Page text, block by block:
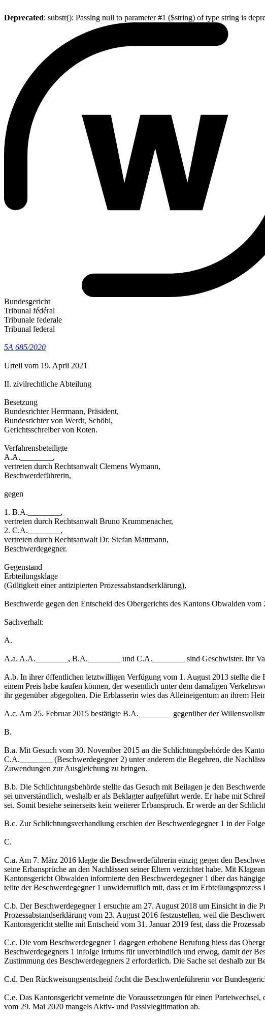
Deprecated: substr(): Passing null to parameter #1 ($string) of type string is
Bundesgericht
Tribunal fédéral
Tribunale federale
Tribunal federal
5A 685/2020
Urteil vom 19. April 2021
II. zivilrechtliche Abteilung
Besetzung
Bundesrichter Herrmann, Präsident,
Bundesrichter von Werdt, Schöbi,
Gerichtsschreiber von Roten.
Verfahrensbeteiligte
A.A.________,
vertreten durch Rechtsanwalt Clemens Wymann,
Beschwerdeführerin,
gegen
1. B.A.________,
vertreten durch Rechtsanwalt Bruno Krummenacher,
2. C.A.________,
vertreten durch Rechtsanwalt Dr. Stefan Mattmann,
Beschwerdegegner.
Gegenstand
Erbteilungsklage
(Gültigkeit einer antizipierten Prozessabstandserklärung),
Beschwerde gegen den Entscheid des Obergerichts des Kantons Obwalden
Sachverhalt:
A.
A.a. A.A.________, B.A.________ und C.A.________ sind Geschwister. Ihr
A.b. In ihrer öffentlichen letztwilligen Verfügung vom 1. August 2013 stellte die
einem Preis habe kaufen können, der wesentlich unter dem damaligen
ihr gegenüber abgegolten. Die Erblasserin wies das Alleineigentum an ihrem
A.c. Am 25. Februar 2015 bestätigte B.A.________ gegenüber der
B.
B.a. Mit Gesuch vom 30. November 2015 an die Schlichtungsbehörde des
C.A.________ (Beschwerdegegner 2) unter anderem die Begehren, die
Zuwendungen zur Ausgleichung zu bringen.
B.b. Die Schlichtungsbehörde stellte das Gesuch mit Beilagen je den
sei unverständlich, weshalb er als Beklagter aufgeführt werde. Er habe mit
sei. Somit bestehe seinerseits kein weiterer Erbanspruch. Er werde an der
B.c. Zur Schlichtungsverhandlung erschien der Beschwerdegegner 1 in der
C.
C.a. Am 7. März 2016 klagte die Beschwerdeführerin einzig gegen den
seine Erbansprüche an den Nachlässen seiner Eltern verzichtet habe. Mit
Kantonsgericht Obwalden informierte den Beschwerdegegner 1 über das
teilte der Beschwerdegegner 1 unwiderruflich mit, dass er im
C.b. Der Beschwerdegegner 1 ersuchte am 27. August 2018 um Einsicht in die
Prozessabstandserklärung vom 23. August 2016 festzustellen, weil die
Kantonsgericht stellte mit Entscheid vom 31. Januar 2019 fest, dass die
C.c. Die vom Beschwerdegegner 1 dagegen erhobene Berufung hiess das
Beschwerdegegners 1 infolge Irrtums für unverbindlich und erwog, damit der
Zustimmung des Beschwerdegegners 2 erforderlich. Die Sache sei deshalb zur
C.d. Den Rückweisungsentscheid focht die Beschwerdeführerin vor
C.e. Das Kantonsgericht verneinte die Voraussetzungen für einen
vom 29. Mai 2020 mangels Aktiv- und Passivlegitimation ab.